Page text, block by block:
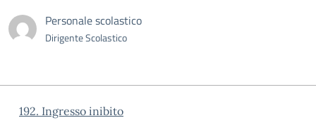
Personale scolastico
Dirigente Scolastico
192. Ingresso inibito